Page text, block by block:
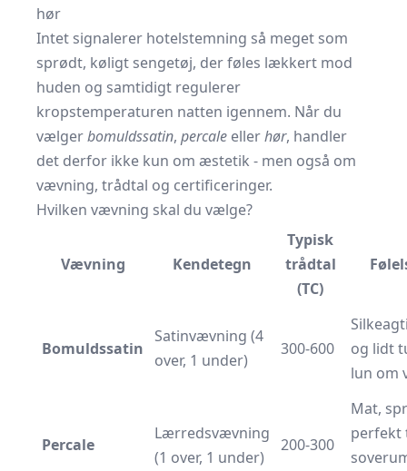
hør
Intet signalerer hotelstemning så meget som
sprødt, køligt sengetøj, der føles lækkert mod
huden og samtidigt regulerer
kropstemperaturen natten igennem. Når du
vælgerbomuldssatin, percale ellerhør, handler
det derfor ikke kun om æstetik - men også om
vævning, trådtal og certificeringer.
Hvilken vævning skal du vælge?
Vævning Kendetegn
Typisk
trådtal
(TC)
Bomuldssatin
Satinvævning (4
over, 1 under)
300-600
og lidt
lun om
Percale
Lærredsvævning
(1 over, 1 under)
200-300
Mat,
perfekt